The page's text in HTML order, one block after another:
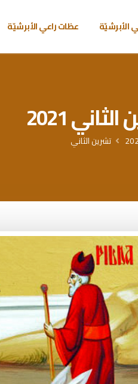
الأبرشيّة عظات راعي الأبرشيّة
تشرين الثاني